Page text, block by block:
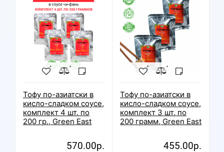
Тофу по-азиатски в
кисло-сладком соусе,
комплект 4 шт. по
200 гр., Green East
570.00р.
Тофу по-азиатски в
кисло-сладком соусе,
комплект 3 шт. по
200 грамм, Green East
455.00р.